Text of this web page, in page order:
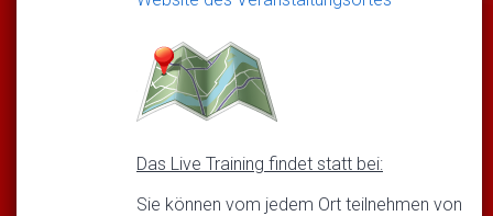
Das Live Training findet statt bei:
Sie können vom jedem Ort teilnehmen von